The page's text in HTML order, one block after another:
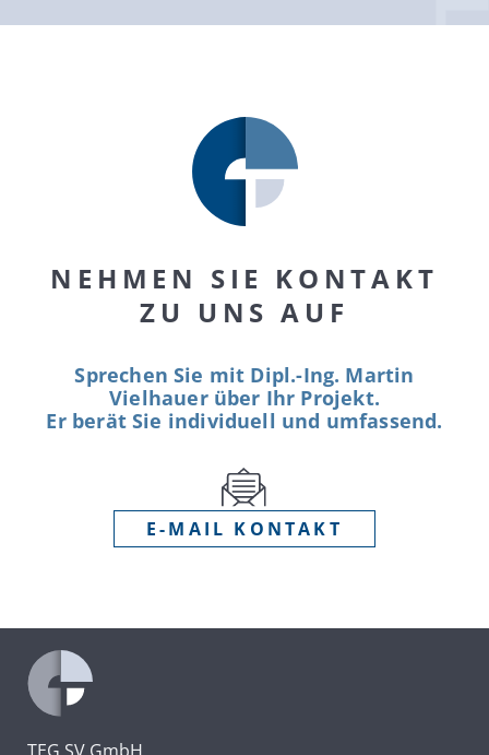
NEHMEN SIE KONTAKT
ZU UNS AUF
Sprechen Sie mit Dipl.-Ing. Martin
Vielhauer über Ihr Projekt.
Er berät Sie individuell und umfassend.
E-MAIL KONTAKT